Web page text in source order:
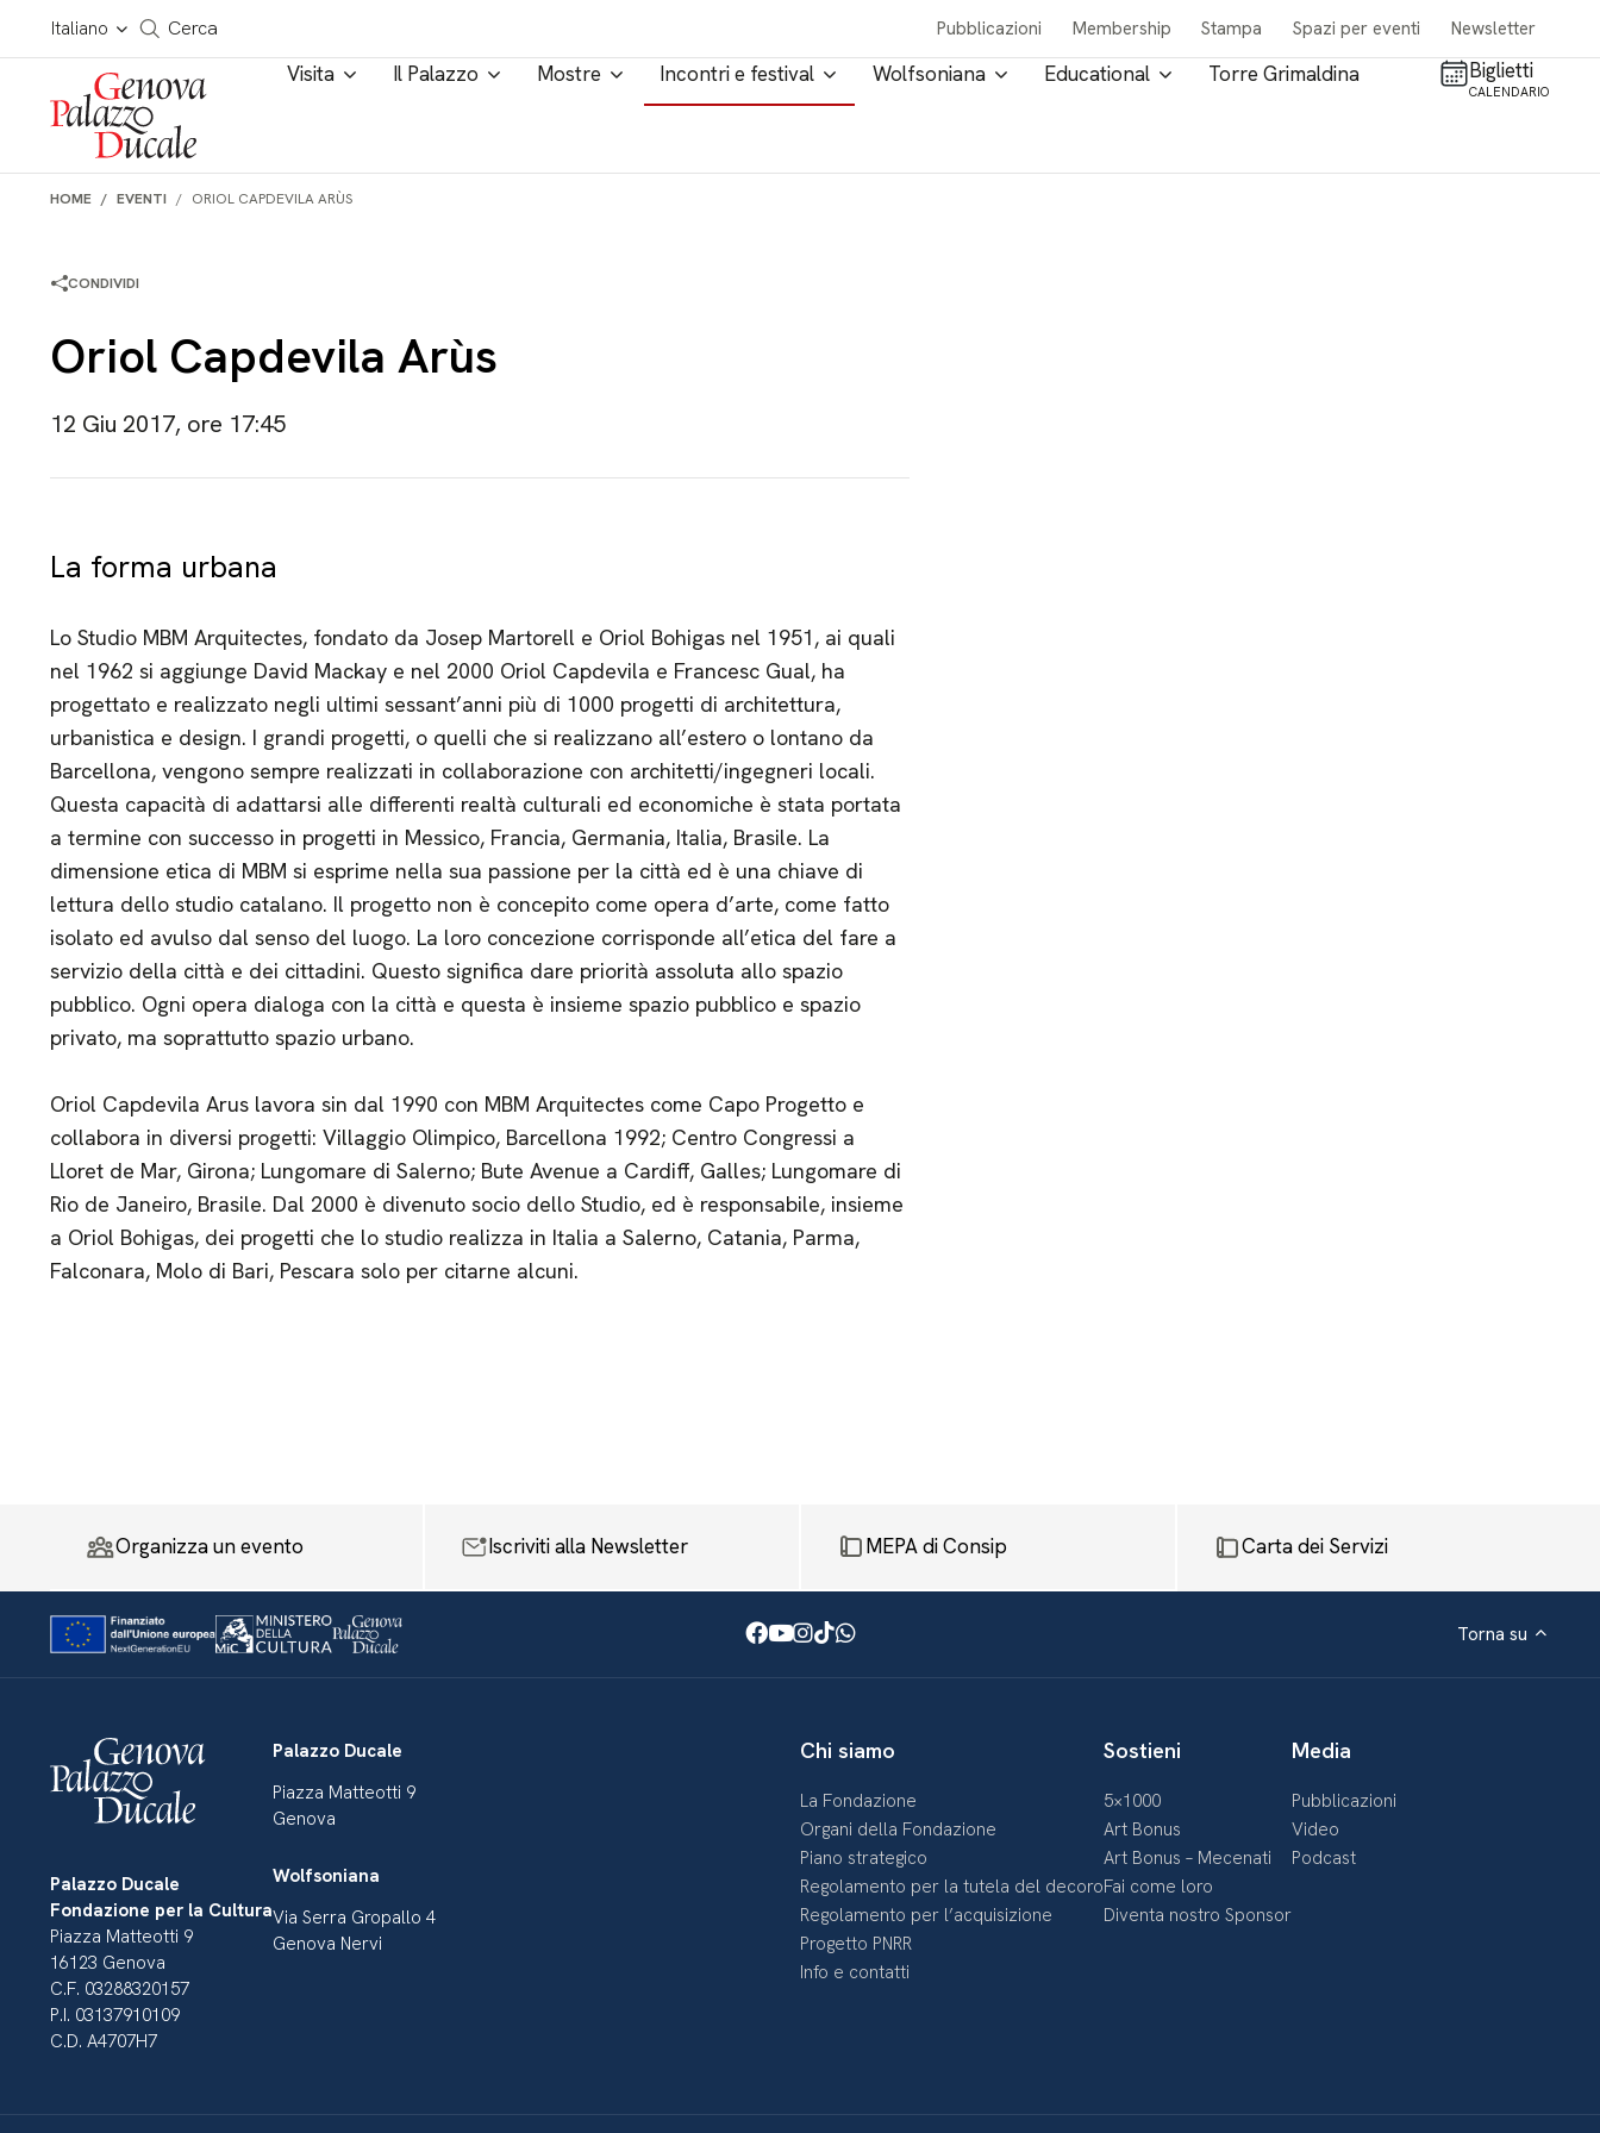
Salta al contenuto
Italiano
Cerca in tutto il sito
Cerca Pubblicazioni Membership Stampa Spazi per eventi Newsletter
Visita Il Palazzo Mostre Incontri e festival Wolfsoniana Educational Torre Grimaldina Biglietti
CALENDARIO
HOME EVENTI ORIOL CAPDEVILA ARÙS
CONDIVIDI
Oriol Capdevila Arùs
12 Giu 2017, ore 17:45
La forma urbana
Lo Studio MBM Arquitectes, fondato da Josep Martorell e Oriol Bohigas nel 1951, ai quali
nel 1962 si aggiunge David Mackay e nel 2000 Oriol Capdevila e Francesc Gual, ha
progettato e realizzato negli ultimi sessant’anni più di 1000 progetti di architettura,
urbanistica e design. I grandi progetti, o quelli che si realizzano all’estero o lontano da
Barcellona, vengono sempre realizzati in collaborazione con architetti/ingegneri locali.
Questa capacità di adattarsi alle differenti realtà culturali ed economiche è stata portata
a termine con successo in progetti in Messico, Francia, Germania, Italia, Brasile. La
dimensione etica di MBM si esprime nella sua passione per la città ed è una chiave di
lettura dello studio catalano. Il progetto non è concepito come opera d’arte, come fatto
isolato ed avulso dal senso del luogo. La loro concezione corrisponde all’etica del fare a
servizio della città e dei cittadini. Questo significa dare priorità assoluta allo spazio
pubblico. Ogni opera dialoga con la città e questa è insieme spazio pubblico e spazio
privato, ma soprattutto spazio urbano.
Oriol Capdevila Arus lavora sin dal 1990 con MBM Arquitectes come Capo Progetto e
collabora in diversi progetti: Villaggio Olimpico, Barcellona 1992; Centro Congressi a
Lloret de Mar, Girona; Lungomare di Salerno; Bute Avenue a Cardiff, Galles; Lungomare di
Rio de Janeiro, Brasile. Dal 2000 è divenuto socio dello Studio, ed è responsabile, insieme
a Oriol Bohigas, dei progetti che lo studio realizza in Italia a Salerno, Catania, Parma,
Falconara, Molo di Bari, Pescara solo per citarne alcuni.
Organizza un evento Iscriviti alla Newsletter MEPA di Consip Carta dei Servizi
Facebook
Youtube
Instagram
TikTok
WhatsApp Torna su
Palazzo Ducale
Fondazione per la Cultura
Piazza Matteotti 9
16123 Genova
C.F. 03288320157
P.I. 03137910109
C.D. A4707H7
Palazzo Ducale
Piazza Matteotti 9
Genova
Wolfsoniana
Via Serra Gropallo 4
Genova Nervi
Chi siamo
La Fondazione
Organi della Fondazione
Piano strategico
Regolamento per la tutela del decoro
Regolamento per l’acquisizione
Progetto PNRR
Info e contatti
Sostieni
5×1000
Art Bonus
Art Bonus – Mecenati
Fai come loro
Diventa nostro Sponsor
Media
Pubblicazioni
Video
Podcast